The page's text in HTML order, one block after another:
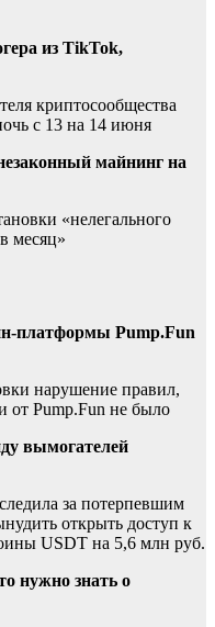
из TikTok,
криптосообщества
с 13 на 14 июня
майнинг на
«нелегального
месяц»
платформы Pump.Fun
нарушение правил,
от Pump.Fun не было
вымогателей
за потерпевшим
открыть доступ к
USDT на 5,6 млн руб.
нужно знать о